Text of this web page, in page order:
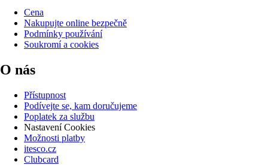
Cena
Nakupujte online bezpečně
Podmínky používání
Soukromí a cookies
O nás
Přístupnost
Podívejte se, kam doručujeme
Poplatek za službu
Nastavení Cookies
Možnosti platby
itesco.cz
Clubcard